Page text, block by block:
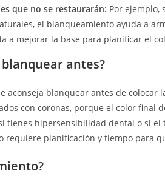
que no se restaurarán: Por ejemplo,
el blanqueamiento ayuda a
a mejorar la base para planificar el
antes?
aconseja blanquear antes de colocar
con coronas, porque el color final
tienes hipersensibilidad dental o si
requiere planificación y tiempo para